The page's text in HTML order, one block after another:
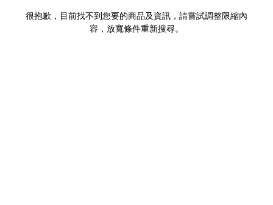
很抱歉，目前找不到您要的商品及資訊，請嘗試調整限縮內
容，放寬條件重新搜尋。